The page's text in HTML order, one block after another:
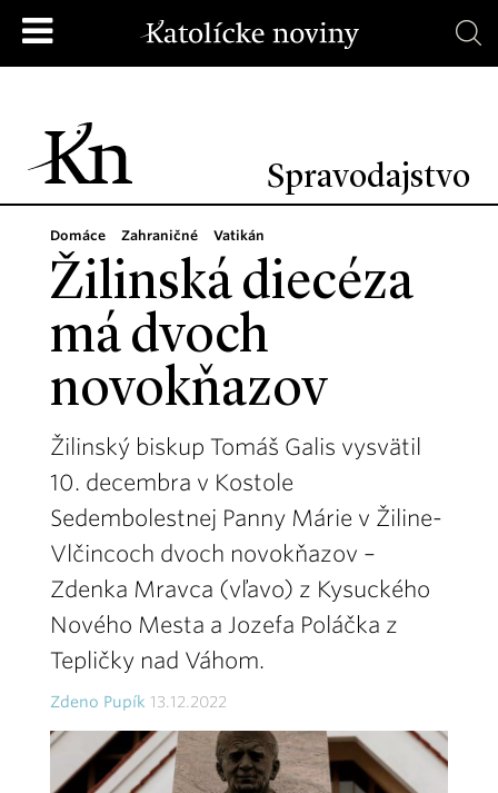
Spravodajstvo
Domáce Zahraničné Vatikán
Žilinská diecéza
má dvoch
novokňazov
Žilinský biskup Tomáš Galis vysvätil
10. decembra v Kostole
Sedembolestnej Panny Márie v Žiline-
Vlčincoch dvoch novokňazov –
Zdenka Mravca (vľavo) z Kysuckého
Nového Mesta a Jozefa Poláčka z
Tepličky nad Váhom.
Zdeno Pupík 13.12.2022